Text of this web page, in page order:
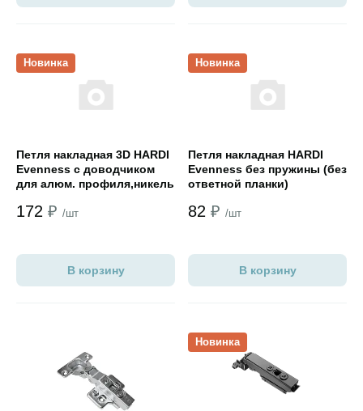
Новинка
Петля накладная 3D HARDI
Evenness с доводчиком
для алюм. профиля,никель
172 ₽ /шт
Открыть товар
В корзину
Новинка
Петля накладная HARDI
Evenness без пружины (без
ответной планки)
82 ₽ /шт
Открыть товар
В корзину
Новинка
Открыть товар